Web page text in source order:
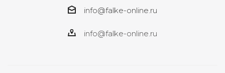
info@falke-online.ru
info@falke-online.ru